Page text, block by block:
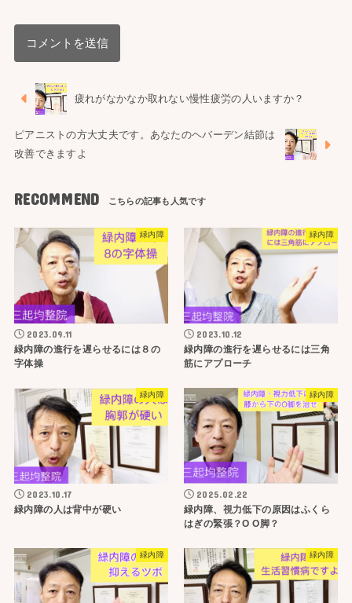
疲れがなかなか取れない慢性疲労の人いますか？
ピアニストの方大丈夫です。あなたのヘバーデン結節は
改善できますよ
RECOMMEND
緑内障
2023.09.11
緑内障の進行を遅らせるには８の
字体操
緑内障
2023.10.12
緑内障の進行を遅らせるには三角
筋にアプローチ
緑内障
2023.10.17
緑内障の人は背中が硬い
緑内障
2025.02.22
緑内障、視力低下の原因はふくら
はぎの緊張？O O脚？
緑内障 緑内障